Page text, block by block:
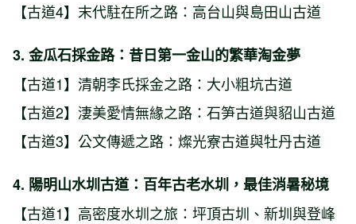
【古道4】末代駐在所之路：高台山與島田山古道
3. 金瓜石採金路：昔日第一金山的繁華淘金夢
【古道1】清朝李氏採金之路：大小粗坑古道
【古道2】淒美愛情無緣之路：石笋古道與貂山古道
【古道3】公文傳遞之路：燦光寮古道與牡丹古道
4. 陽明山水圳古道：百年古老水圳，最佳消暑秘境
【古道1】高密度水圳之旅：坪頂古圳、新圳與登峰